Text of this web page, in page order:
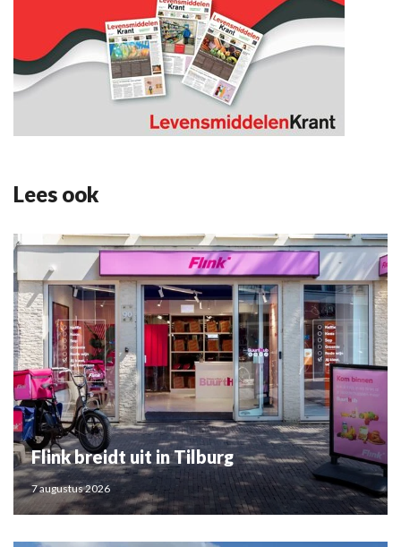
Lees ook
Flink breidt uit in Tilburg
7 augustus 2026